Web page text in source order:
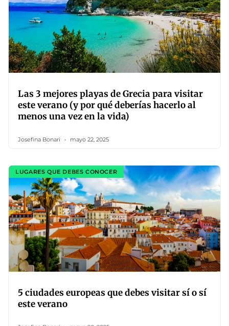
Las 3 mejores playas de Grecia para visitar
este verano (y por qué deberías hacerlo al
menos una vez en la vida)
Josefina Bonari mayo 22, 2025
LUGARES QUE DEBES CONOCER
5 ciudades europeas que debes visitar sí o sí
este verano